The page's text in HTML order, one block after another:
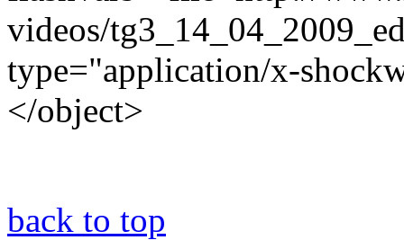
videos/
type="application/x-
</object>
back to top